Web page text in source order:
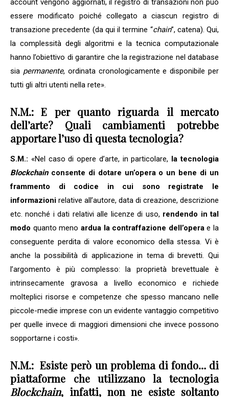
account vengono aggiornati, il registro di transazioni non può
essere modificato poiché collegato a ciascun registro di
transazione precedente (da qui il termine “chain”, catena). Qui,
la complessità degli algoritmi e la tecnica computazionale
hanno l’obiettivo di garantire che la registrazione nel database
sia permanente, ordinata cronologicamente e disponibile per
tutti gli altri utenti nella rete».
N.M.: E per quanto riguarda il mercato
dell’arte? Quali cambiamenti potrebbe
apportare l’uso di questa tecnologia?
S.M.: «Nel caso di opere d’arte, in particolare, la tecnologia
Blockchainconsente di dotare un’opera o un bene di un
frammento di codice in cui sono registrate le
informazioni relative all’autore, data di creazione, descrizione
etc. nonché i dati relativi alle licenze di uso, rendendo in tal
modo quanto meno ardua la contraffazione dell’operae la
conseguente perdita di valore economico della stessa. Vi è
anche la possibilità di applicazione in tema di brevetti. Qui
l’argomento è più complesso: la proprietà brevettuale è
intrinsecamente gravosa a livello economico e richiede
molteplici risorse e competenze che spesso mancano nelle
piccole-medie imprese con un evidente vantaggio competitivo
per quelle invece di maggiori dimensioni che invece possono
sopportarne i costi».
N.M.: Esiste però un problema di fondo… di
piattaforme che utilizzano la tecnologia
Blockchain, infatti, non ne esiste soltanto